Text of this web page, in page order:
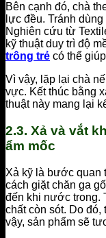
Bên cạnh đó, chà
lực đều. Tránh
Nghiên cứu từ
kỹ thuật duy trì độ
trông trẻ có thể
Vì vậy, lặp lại chà
vực. Kết thúc bằng
thuật này mang lại
2.3. Xả và vắt
ẩm mốc
Xả kỹ là bước quan
cách giặt chăn ga
đến khi nước trong.
chất còn sót. Do đó,
vậy, sản phẩm sẽ